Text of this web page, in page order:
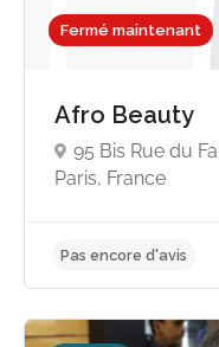
Fermé maintenant
Afro Beauty
95 Bis Rue du
Paris, France